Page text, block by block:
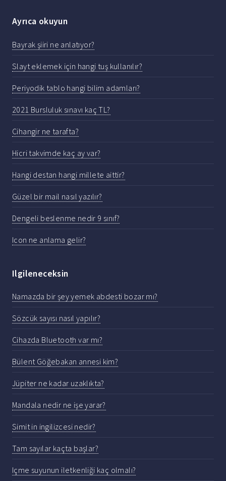
Ayrıca okuyun
Bayrak şiiri ne anlatıyor?
Slayt eklemek için hangi tuş kullanılır?
Periyodik tablo hangi bilim adamları?
2021 Bursluluk sınavı kaç TL?
Cihangir ne tarafta?
Hicri takvimde kaç ay var?
Hangi destan hangi millete aittir?
Güzel bir mail nasıl yazılır?
Dengeli beslenme nedir 9 sınıf?
Icon ne anlama gelir?
Ilgileneceksin
Namazda bir şey yemek abdesti bozar mı?
Sözcük sayısı nasıl yapılır?
Cihazda Bluetooth var mı?
Bülent Göğebakan annesi kim?
Jüpiter ne kadar uzaklıkta?
Mandala nedir ne işe yarar?
Simit in ingilizcesi nedir?
Tam sayılar kaçta başlar?
Içme suyunun iletkenliği kaç olmalı?